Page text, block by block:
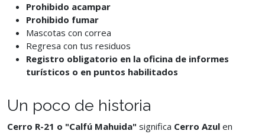
Prohibido acampar
Prohibido fumar
Mascotas con correa
Regresa con tus residuos
Registro obligatorio en la oficina de informes
turísticos o en puntos habilitados
Un poco de historia
Cerro R-21 o "Calfú Mahuida" significa Cerro Azul en